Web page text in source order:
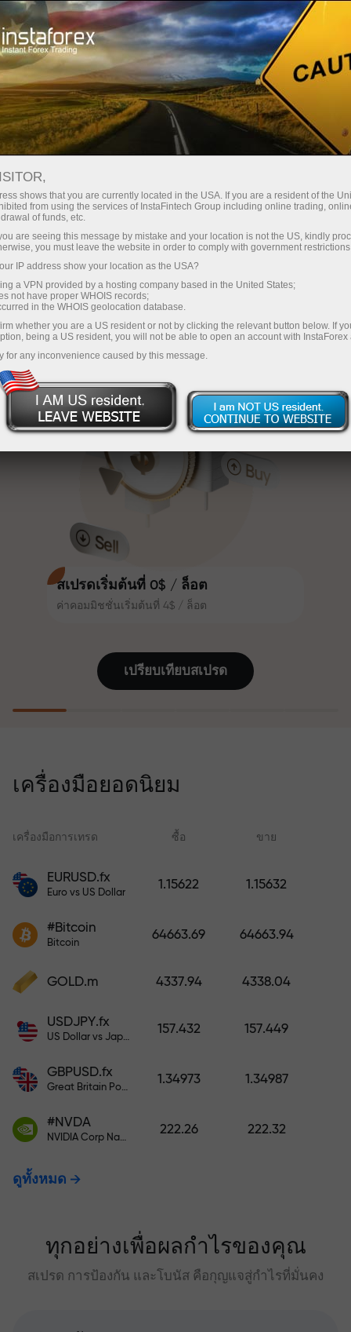
InstaForex
สเปรดเริ่มต้นที่ 0$ / ล็อต
ค่าคอมมิชชั่นเริ่มต้นที่ 4$ / ล็อต
กับ InstaForex คุณจะได้รับเงื่อนไขที่
สูงสุด 1:5000 สเปรดและค่า
คอมมิชชั่นที่ดีที่สุดในตลาด รวมถึง
เงื่อนไขที่เหมาะสมสำหรับการเทรด
หุ้นและดัชนี
InstaForex ทุกคนสามารถรับโบนัส
สูงสุด 30% จากยอดฝาก และใช้
ประโยชน์จากโปรโมชั่นและข้อเสนอ
พิเศษอื่น ๆ
ความเร็วในสนามแข่งและความเร็ว
ในการเทรดมีคุณค่าเดียวกัน Aleš
Loprais นำความมุ่งมั่นและวินัยเข้าสู่
โลกของการเทรด ในฐานะพันธมิตรที่
สร้างแรงบันดาลใจให้ลูกค้าบรรลุเป้า
หมายที่ทะเยอทะยาน
คนสามารถรับ iPhone, MacBook
หรือทริปในฝัน เพียงแค่ฝากเงิน
การขาดทุนและรับประกันกำไรเพิ่ม
ปกป้อง!
ผิด ยิ่งฝากมาก ตัวคูณยิ่งสูง
สเปรดต่ำมาก — กำไรสูง
โบนัส 30%
สำหรับทุกการฝาก
ความเร็ว
ในการเทรดและบนทางหลวง
แจ็กพอตของขวัญส่วนตัวของคุณ
ฝากเงินจำนวน $333 — เลือกของขวัญมูลค่าสูงสุด
$1,500
เทรดแบบไร้ความเสี่ยง — เรารับประกัน
กำไรของคุณ
โบนัสสูงสุด X1000 — ตัวคูณที่ใหญ่ที่สุด
เปรียบเทียบสเปรด
เครื่องมือยอดนิยม
เครื่องมือการเทรด ซื้อ ขาย
EURUSD.fx
Euro vs US Dollar
1.15622 1.15632
#Bitcoin
Bitcoin
64663.69 64663.94
GOLD.m 4337.94 4338.04
USDJPY.fx
US Dollar vs Japanese Yen
157.432 157.449
GBPUSD.fx
Great Britain Pound vs US Dollar
1.34973 1.34987
#NVDA
NVIDIA Corp Nasdaq Stock Exchange (Nasdaq) USD
222.26 222.32
ดูทั้งหมด
ทุกอย่างเพื่อผลกำไรของคุณ
สเปรด การป้องกัน และโบนัส คือกุญแจสู่กำไรที่มั่นคง
shows that you are currently located in the USA. If you are a resident of the
from using the services of InstaFintech Group including online trading,
of funds, etc.
are seeing this message by mistake and your location is not the US, kindly
you must leave the website in order to comply with government
IP address show your location as the USA?
a VPN provided by a hosting company based in the United States;
not have proper WHOIS records;
in the WHOIS geolocation database.
whether you are a US resident or not by clicking the relevant button below. If
being a US resident, you will not be able to open an account with InstaForex
for any inconvenience caused by this message.